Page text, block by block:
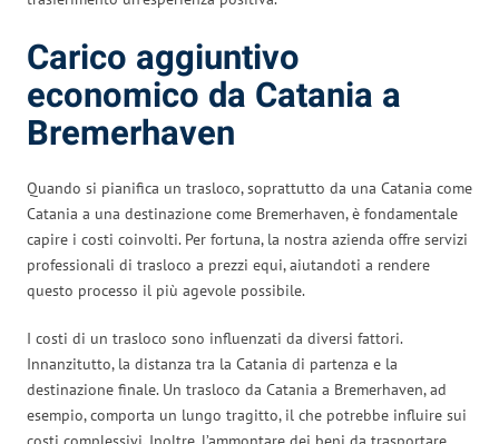
Carico aggiuntivo
economico da Catania a
Bremerhaven
Quando si pianifica un trasloco, soprattutto da una Catania come
Catania a una destinazione come Bremerhaven, è fondamentale
capire i costi coinvolti. Per fortuna, la nostra azienda offre servizi
professionali di trasloco a prezzi equi, aiutandoti a rendere
questo processo il più agevole possibile.
I costi di un trasloco sono influenzati da diversi fattori.
Innanzitutto, la distanza tra la Catania di partenza e la
destinazione finale. Un trasloco da Catania a Bremerhaven, ad
esempio, comporta un lungo tragitto, il che potrebbe influire sui